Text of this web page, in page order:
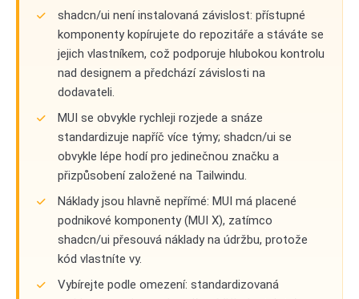
shadcn/ui není instalovaná závislost: přístupné
komponenty kopírujete do repozitáře a stáváte se
jejich vlastníkem, což podporuje hlubokou kontrolu
nad designem a předchází závislosti na
dodavateli.
MUI se obvykle rychleji rozjede a snáze
standardizuje napříč více týmy; shadcn/ui se
obvykle lépe hodí pro jedinečnou značku a
přizpůsobení založené na Tailwindu.
Náklady jsou hlavně nepřímé: MUI má placené
podnikové komponenty (MUI X), zatímco
shadcn/ui přesouvá náklady na údržbu, protože
kód vlastníte vy.
Vybírejte podle omezení: standardizovaná